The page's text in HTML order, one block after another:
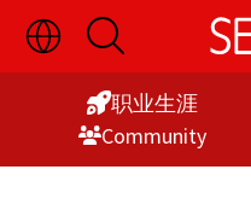
Skip
to
切
换
语
显
开
启
搜
索职业生涯
Commu­nity